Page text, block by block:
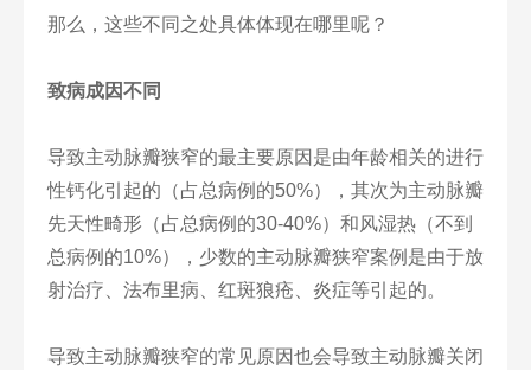
那么，这些不同之处具体体现在哪里呢？
致病成因不同
导致主动脉瓣狭窄的最主要原因是由年龄相关的进行
性钙化引起的（占总病例的50%），其次为主动脉瓣
先天性畸形（占总病例的30-40%）和风湿热（不到
总病例的10%），少数的主动脉瓣狭窄案例是由于放
射治疗、法布里病、红斑狼疮、炎症等引起的。
导致主动脉瓣狭窄的常见原因也会导致主动脉瓣关闭